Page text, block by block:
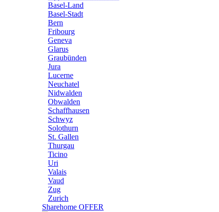
Basel-Land
Basel-Stadt
Bern
Fribourg
Geneva
Glarus
Graubünden
Jura
Lucerne
Neuchatel
Nidwalden
Obwalden
Schaffhausen
Schwyz
Solothurn
St. Gallen
Thurgau
Ticino
Uri
Valais
Vaud
Zug
Zurich
Sharehome OFFER